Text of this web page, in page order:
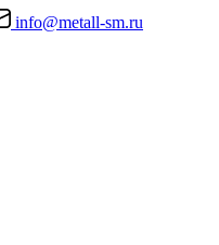
info@metall-sm.ru